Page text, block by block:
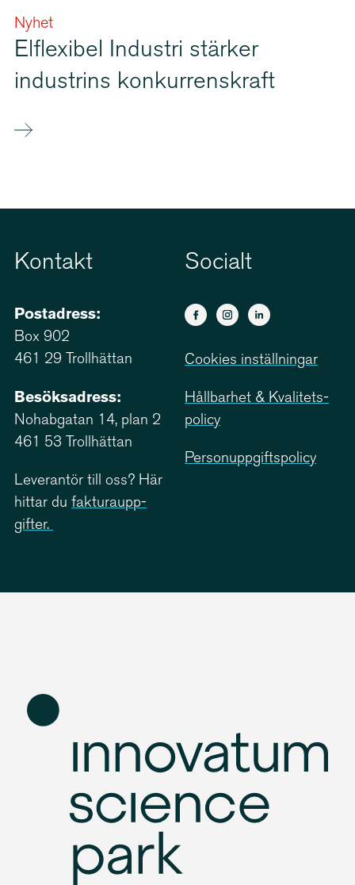
Nyhet
Elflexibel Industri stärker
industrins konkur­rens­kraft
Kontakt
Postadress:
Box 902
461 29 Trollhättan
Besöksadress:
Nohabgatan 14, plan 2
461 53 Trollhättan
Leverantör till oss? Här
hittar du faktu­ra­upp­
gifter.
Socialt
Cookies inställningar
Hållbarhet & Kvali­tets­
policy
Person­upp­giftspolicy